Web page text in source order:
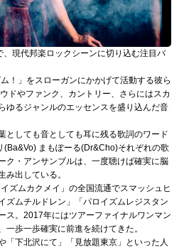
ング
、現代邦楽ロックシーンに切り込む注目バ
！」をスローガンにかかげて活動する彼ら
ドやファンク、カントリー、さらにはスカ
ゆるジャンルのエッセンスを盛り込んだ音
としても音としても耳に残る歌詞のワード
(Ba&Vo) まもぽーる(Dr&Cho)それぞれの歌
ク・アンサンブルは、一度聴けば確実に脳
み出している。
ズムカクメイ」の全国流通でスマッシュヒ
ズムチルドレン」「パロイズムレジスタン
ス。2017年にはツアーファイナルワンマン
歩一歩確実に前進を続けてきた。
「下北沢にて」「見放題東京」といった人